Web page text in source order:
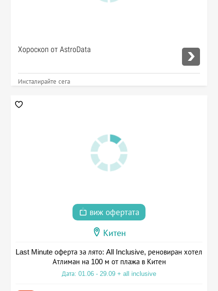
Хороскоп от AstroData
Инсталирайте сега
виж офертата
Китен
Last Minute оферта за лято: All Inclusive, реновиран хотел
Атлиман на 100 м от плажа в Китен
Дата: 01.06 - 29.09 + all inclusive